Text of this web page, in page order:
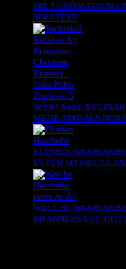
DIE 5 GRÖSSTEN
SOLLTEST
SPEKTAKEL
MEHR SIND ALS NUR
ELUMEN
ES FÜR SO VIEL
WELCHE
BRANNERS EST. 1931